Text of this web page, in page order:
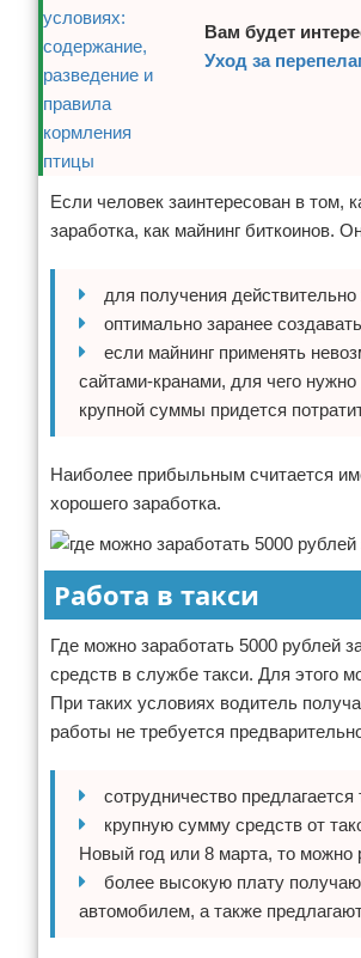
Вам будет
Уход за
Если человек заинтересован в том,
заработка, как майнинг биткоинов.
для получения
оптимально заранее
если майнинг применять
сайтами-кранами, для чего
крупной суммы придется
Наиболее прибыльным считается
хорошего заработка.
Работа в такси
Где можно заработать 5000 рублей
средств в службе такси. Для этого
При таких условиях водитель
работы не требуется
сотрудничество
крупную сумму средств от
Новый год или 8 марта, то можно
более высокую плату
автомобилем, а также